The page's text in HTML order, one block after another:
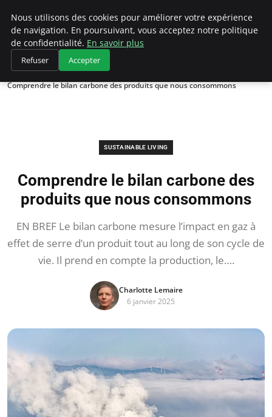
Climategatecountryclub.com
Accueil
Sustainable Living
Comprendre le bilan carbone des produits que nous consommons
SUSTAINABLE LIVING
Comprendre le bilan carbone des
produits que nous consommons
EN BREF Le bilan carbone mesure l’impact en gaz à
effet de serre d’un produit tout au long de son cycle de
vie. Il prend en compte la production, le….
Charlotte Lemaire
6 janvier 2025
Nous utilisons des cookies pour améliorer votre expérience
de navigation. En poursuivant, vous acceptez notre politique
de confidentialité. En savoir plus
Refuser Accepter